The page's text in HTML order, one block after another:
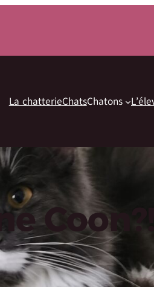
La chatterieChatsChatons
Coon?!